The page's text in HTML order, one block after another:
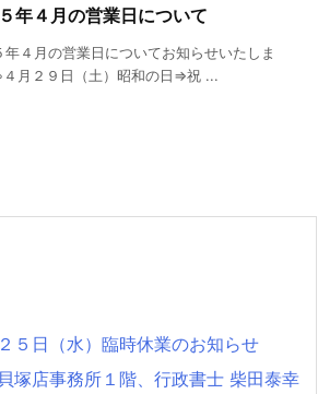
年４月の営業日について
年４月の営業日についてお知らせいたしま
４月２９日（土）昭和の日⇒祝 ...
５日（水）臨時休業のお知らせ
塚店事務所１階、行政書士 柴田泰幸